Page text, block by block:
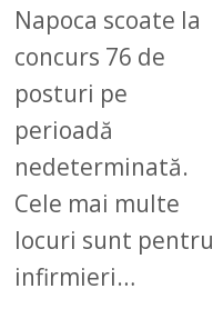
Napoca scoate la
concurs 76 de
posturi pe
perioadă
nedeterminată.
Cele mai multe
locuri sunt pentru
infirmieri…